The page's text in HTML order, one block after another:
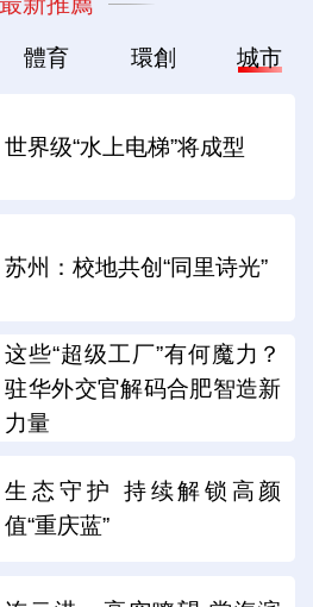
體育 環創 城市
世界级“水上电梯”将成型
苏州：校地共创“同里诗光”
这些“超级工厂”有何魔力？
驻华外交官解码合肥智造新
力量
生态守护 持续解锁高颜
值“重庆蓝”